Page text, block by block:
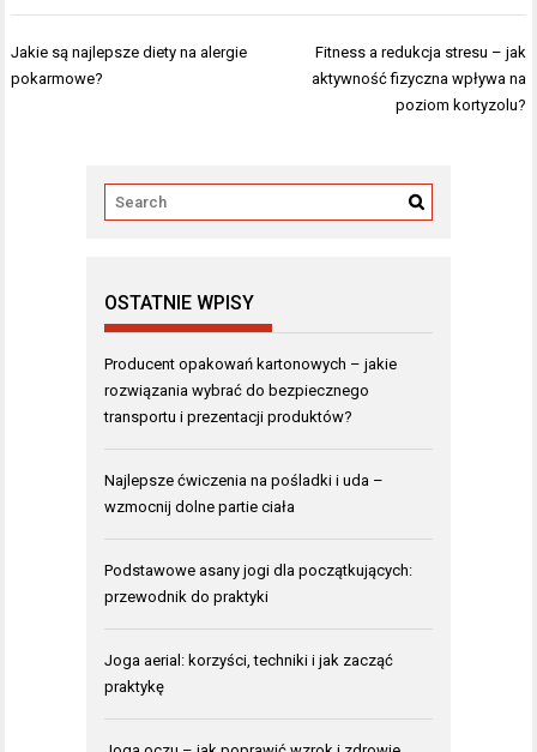
Nawigacja
wpisu
Jakie są najlepsze diety na alergie
pokarmowe?
Fitness a redukcja stresu – jak
aktywność fizyczna wpływa na
poziom kortyzolu?
OSTATNIE WPISY
Producent opakowań kartonowych – jakie
rozwiązania wybrać do bezpiecznego
transportu i prezentacji produktów?
Najlepsze ćwiczenia na pośladki i uda –
wzmocnij dolne partie ciała
Podstawowe asany jogi dla początkujących:
przewodnik do praktyki
Joga aerial: korzyści, techniki i jak zacząć
praktykę